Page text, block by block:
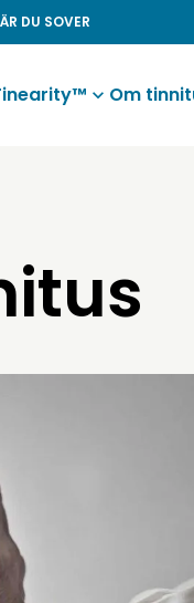
Om
DU SOVER